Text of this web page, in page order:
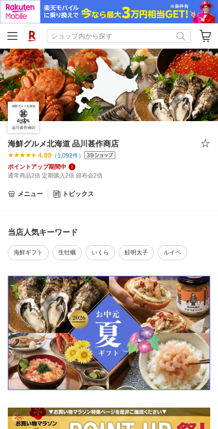
海鮮グルメ北海道 品川甚作商店
4.89 （ 1,092件）
ポイントアップ期間中
通常商品2倍 定期購入2倍 頒布会2倍
メニュー トピックス
当店人気キーワード
海鮮ギフト 生牡蠣 いくら 鮭明太子 ルイベ